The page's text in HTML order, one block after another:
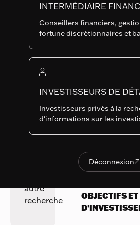
INTERMÉDIAIRE
Conseillers financiers,
fortune discrétionnaires et
INVESTISSEURS DE
Investisseurs privés à la
d'informations sur les
Déconnexion
CLASSES
Rien
à
autre
recherche
B-USD
Indicateur de
1 2 3
Risque réduit
potentiellement
inférieure
OBJECTIFS